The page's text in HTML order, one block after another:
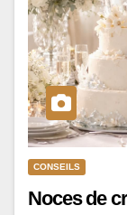
CONSEILS
Noces de